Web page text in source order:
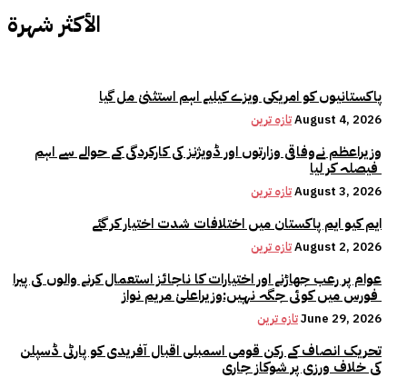
الأكثر شهرة
پاکستانیوں کو امریکی ویزے کیلیے اہم استثنیٰ مل گیا
تازہ ترینAugust 4, 2026
وزیراعظم نےوفاقی وزارتوں اور ڈویژنز کی کارکردگی کے حوالے سے اہم
تازہ ترینAugust 3, 2026
ایم کیو ایم پاکستان میں اختلافات شدت اختیار کر گئے
تازہ ترینAugust 2, 2026
عوام پر رعب جھاڑنے اور اختیارات کا ناجائز استعمال کرنے والوں کی پیرا
تازہ ترینJune 29, 2026
تحریک انصاف کے رکن قومی اسمبلی اقبال آفریدی کو پارٹی ڈسپلن
کی خلاف ورزی پر شوکاز جاری